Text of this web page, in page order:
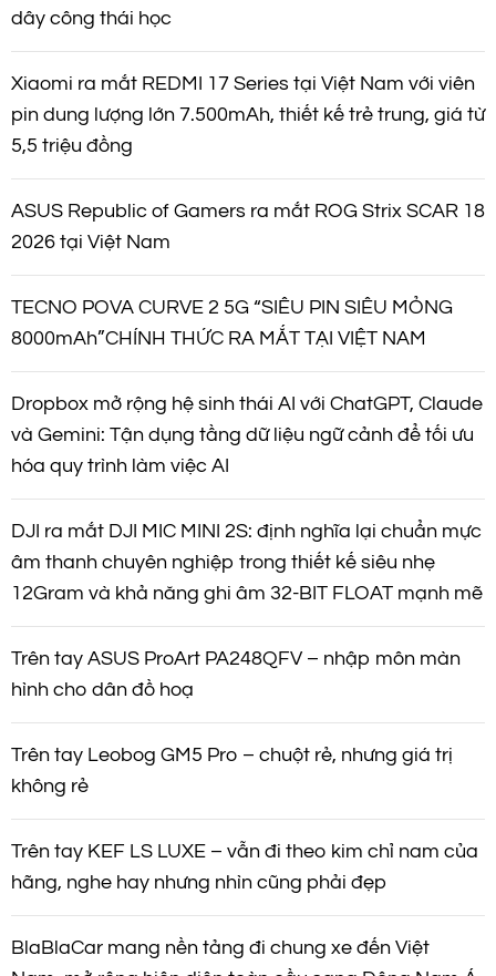
dây công thái học
Xiaomi ra mắt REDMI 17 Series tại Việt Nam với viên
pin dung lượng lớn 7.500mAh, thiết kế trẻ trung, giá từ
5,5 triệu đồng
ASUS Republic of Gamers ra mắt ROG Strix SCAR 18
2026 tại Việt Nam
TECNO POVA CURVE 2 5G “SIÊU PIN SIÊU MỎNG
8000mAh”CHÍNH THỨC RA MẮT TẠI VIỆT NAM
Dropbox mở rộng hệ sinh thái AI với ChatGPT, Claude
và Gemini: Tận dụng tầng dữ liệu ngữ cảnh để tối ưu
hóa quy trình làm việc AI
DJI ra mắt DJI MIC MINI 2S: định nghĩa lại chuẩn mực
âm thanh chuyên nghiệp trong thiết kế siêu nhẹ
12Gram và khả năng ghi âm 32-BIT FLOAT mạnh mẽ
Trên tay ASUS ProArt PA248QFV – nhập môn màn
hình cho dân đồ hoạ
Trên tay Leobog GM5 Pro – chuột rẻ, nhưng giá trị
không rẻ
Trên tay KEF LS LUXE – vẫn đi theo kim chỉ nam của
hãng, nghe hay nhưng nhìn cũng phải đẹp
BlaBlaCar mang nền tảng đi chung xe đến Việt